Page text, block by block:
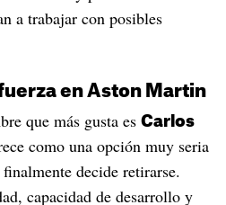
a trabajar con posibles
en Aston Martin
que más gusta es Carlos
como una opción muy seria
decide retirarse.
capacidad de desarrollo y